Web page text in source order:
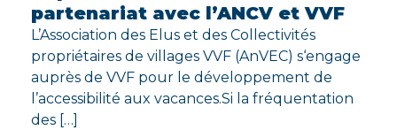
partenariat avec l’ANCV et VVF
L’Association des Elus et des Collectivités
propriétaires de villages VVF (AnVEC) s‘engage
auprès de VVF pour le développement de
l’accessibilité aux vacances.Si la fréquentation
des […]